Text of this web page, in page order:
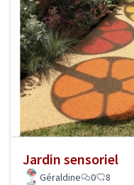
Jardin sensoriel
Géraldine
0 8